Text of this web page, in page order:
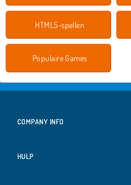
HTML5-spellen
Populaire Games
COMPANY INFO
HULP